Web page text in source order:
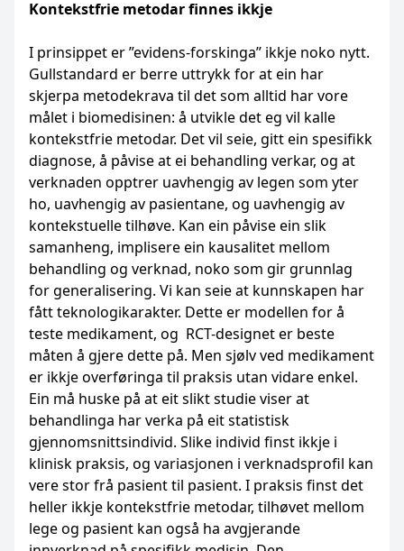
Kontekstfrie metodar finnes ikkje
I prinsippet er ”evidens-forskinga” ikkje noko nytt.
Gullstandard er berre uttrykk for at ein har
skjerpa metodekrava til det som alltid har vore
målet i biomedisinen: å utvikle det eg vil kalle
kontekstfrie metodar. Det vil seie, gitt ein spesifikk
diagnose, å påvise at ei behandling verkar, og at
verknaden opptrer uavhengig av legen som yter
ho, uavhengig av pasientane, og uavhengig av
kontekstuelle tilhøve. Kan ein påvise ein slik
samanheng, implisere ein kausalitet mellom
behandling og verknad, noko som gir grunnlag
for generalisering. Vi kan seie at kunnskapen har
fått teknologikarakter. Dette er modellen for å
teste medikament, og RCT-designet er beste
måten å gjere dette på. Men sjølv ved medikament
er ikkje overføringa til praksis utan vidare enkel.
Ein må huske på at eit slikt studie viser at
behandlinga har verka på eit statistisk
gjennomsnittsindivid. Slike individ finst ikkje i
klinisk praksis, og variasjonen i verknadsprofil kan
vere stor frå pasient til pasient. I praksis finst det
heller ikkje kontekstfrie metodar, tilhøvet mellom
lege og pasient kan også ha avgjerande